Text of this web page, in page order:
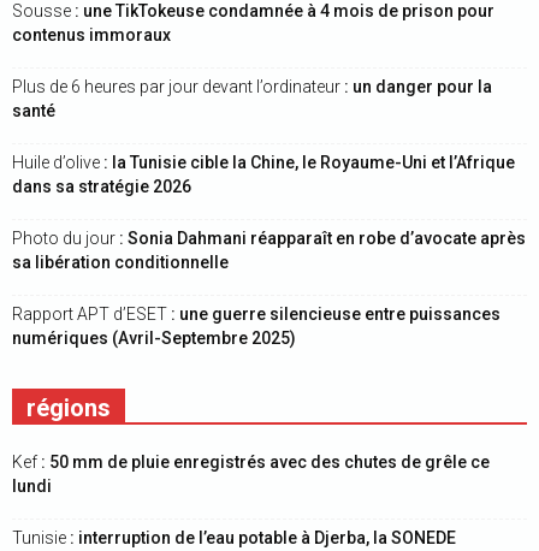
Sousse : une TikTokeuse condamnée à 4 mois de prison pour
contenus immoraux
Plus de 6 heures par jour devant l’ordinateur : un danger pour la
santé
Huile d’olive : la Tunisie cible la Chine, le Royaume-Uni et l’Afrique
dans sa stratégie 2026
Photo du jour : Sonia Dahmani réapparaît en robe d’avocate après
sa libération conditionnelle
Rapport APT d’ESET : une guerre silencieuse entre puissances
numériques (Avril-Septembre 2025)
régions
Kef : 50 mm de pluie enregistrés avec des chutes de grêle ce
lundi
Tunisie : interruption de l’eau potable à Djerba, la SONEDE